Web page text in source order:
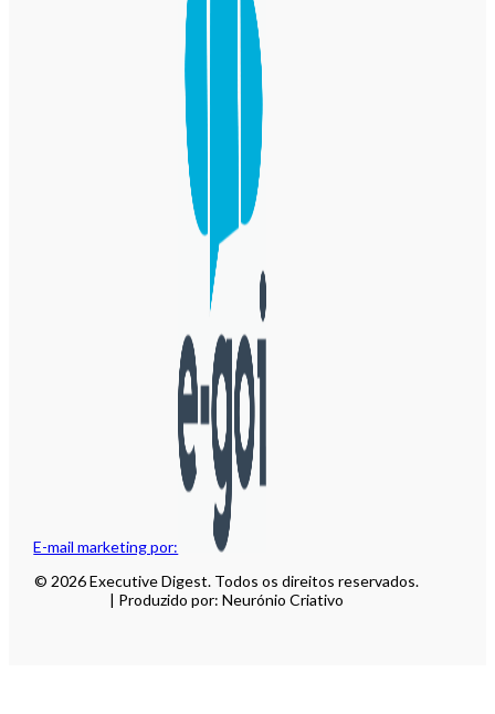
E-mail marketing por:
© 2026 Executive Digest. Todos os direitos reservados.
| Produzido por: Neurónio Criativo